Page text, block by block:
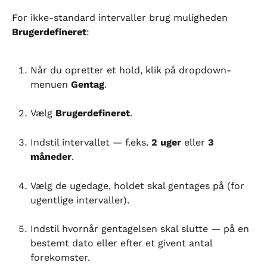
For ikke-standard intervaller brug muligheden
Brugerdefineret:
Når du opretter et hold, klik på dropdown-
menuen Gentag.
Vælg Brugerdefineret.
Indstil intervallet — f.eks. 2 uger eller 3
måneder.
Vælg de ugedage, holdet skal gentages på (for
ugentlige intervaller).
Indstil hvornår gentagelsen skal slutte — på en
bestemt dato eller efter et givent antal
forekomster.